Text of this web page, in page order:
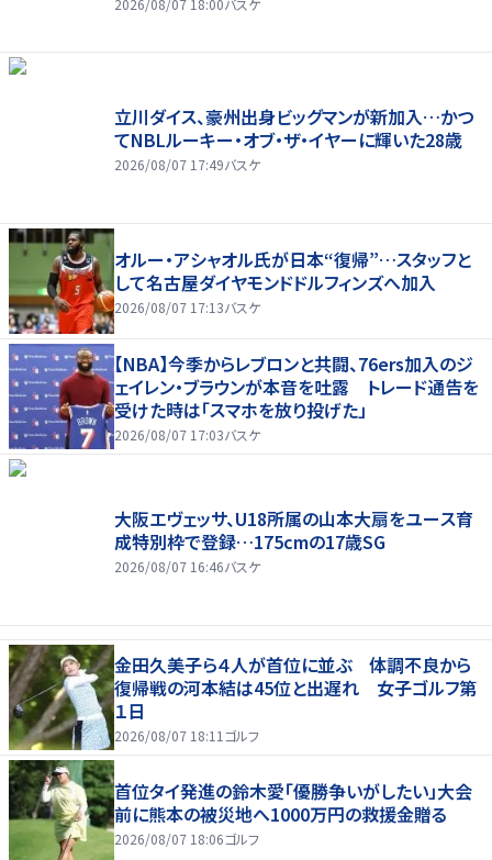
2026/08/07 18:00バスケ
立川ダイス、豪州出身ビッグマンが新加入…かつ
てNBLルーキー・オブ・ザ・イヤーに輝いた28歳
2026/08/07 17:49バスケ
オルー・アシャオル氏が日本“復帰”…スタッフと
して名古屋ダイヤモンドドルフィンズへ加入
2026/08/07 17:13バスケ
【NBA】今季からレブロンと共闘、76ers加入のジ
ェイレン・ブラウンが本音を吐露 トレード通告を
受けた時は「スマホを放り投げた」
2026/08/07 17:03バスケ
大阪エヴェッサ、U18所属の山本大扇をユース育
成特別枠で登録…175cmの17歳SG
2026/08/07 16:46バスケ
金田久美子ら４人が首位に並ぶ 体調不良から
復帰戦の河本結は45位と出遅れ 女子ゴルフ第
１日
2026/08/07 18:11 ゴルフ
首位タイ発進の鈴木愛「優勝争いがしたい」大会
前に熊本の被災地へ1000万円の救援金贈る
2026/08/07 18:06ゴルフ